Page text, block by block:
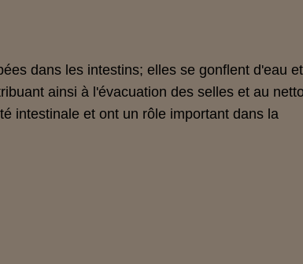
dans les intestins; elles se gonflent d'eau et
ainsi à l'évacuation des selles et au
intestinale et ont un rôle important dans la